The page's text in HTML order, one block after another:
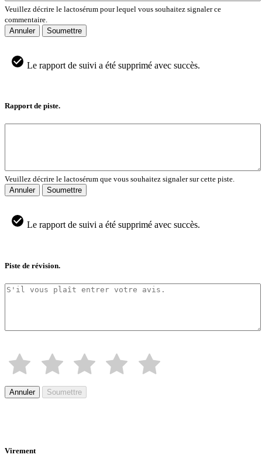
Veuillez décrire le lactosérum pour lequel vous souhaitez signaler ce
commentaire.
Annuler
Soumettre
Le rapport de suivi a été supprimé avec succès.
Rapport de piste.
Veuillez décrire le lactosérum que vous souhaitez signaler sur cette piste.
Annuler
Soumettre
Le rapport de suivi a été supprimé avec succès.
Piste de révision.
Annuler Soumettre
Virement